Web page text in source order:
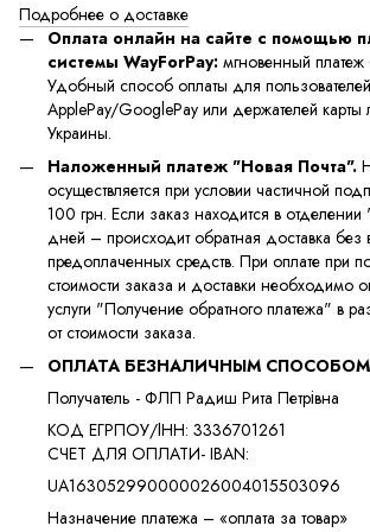
Подробнее о доставке
Оплата онлайн на сайте с помощью
системы WayForPay: мгновенный
Удобный способ оплаты для пользователей
ApplePay/GooglePay или держателей карты
Украины.
Наложенный платеж "Новая Почта".
осуществляется при условии частичной
100 грн. Если заказ находится в
дней – происходит обратная доставка без
предоплаченных средств. При оплате при
стоимости заказа и доставки необходимо
услуги "Получение обратного платежа" в
от стоимости заказа.
ОПЛАТА БЕЗНАЛИЧНЫМ СПОСОБОМ
Получатель - ФЛП Радиш Рита Петрівна
КОД ЕГРПОУ/ІНН: 3336701261
​​СЧЕТ ДЛЯ ОПЛАТИ- IBAN:
UA163052990000026004015503096
Назначение платежа – «оплата за товар»